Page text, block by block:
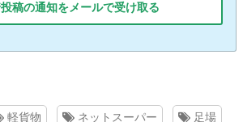
稿の通知をメールで受け取る
軽貨物 ネットスーパー 足場